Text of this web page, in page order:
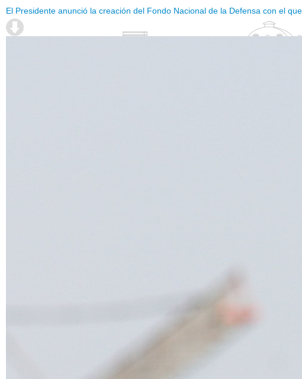
El Presidente anunció la creación del Fondo Nacional de la Defensa con el